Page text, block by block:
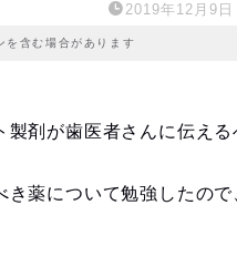
2019年12月9日
を含む場合があります
剤が歯医者さんに伝える
薬について勉強したので